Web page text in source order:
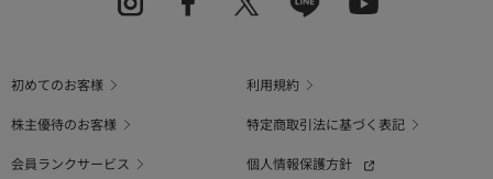
初めてのお客様
利用規約
株主優待のお客様
特定商取引法に基づく表記
会員ランクサービス
個人情報保護方針